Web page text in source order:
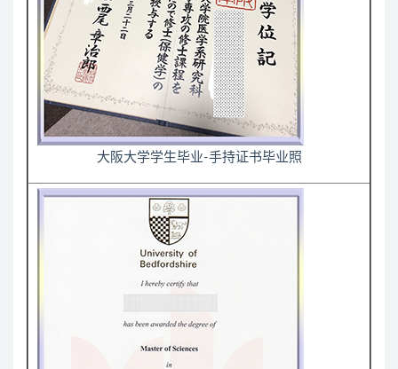
大阪大学学生毕业-手持证书毕业照